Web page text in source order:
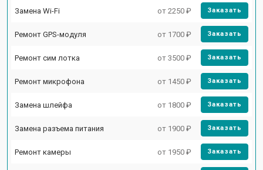
Замена Wi-Fi от 2250 ₽ Заказать
Ремонт GPS-модуля от 1700 ₽ Заказать
Ремонт сим лотка от 3500 ₽ Заказать
Ремонт микрофона от 1450 ₽ Заказать
Замена шлейфа от 1800 ₽ Заказать
Замена разъема питания от 1900 ₽ Заказать
Ремонт камеры от 1950 ₽ Заказать